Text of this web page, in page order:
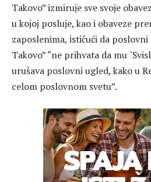
Takovo” izmiruje sve svoje
u kojoj posluje, kao i obaveze
zaposlenima, ističući da poslovni
Takovo” “ne prihvata da mu
urušava poslovni ugled, kako u
celom poslovnom svetu”.